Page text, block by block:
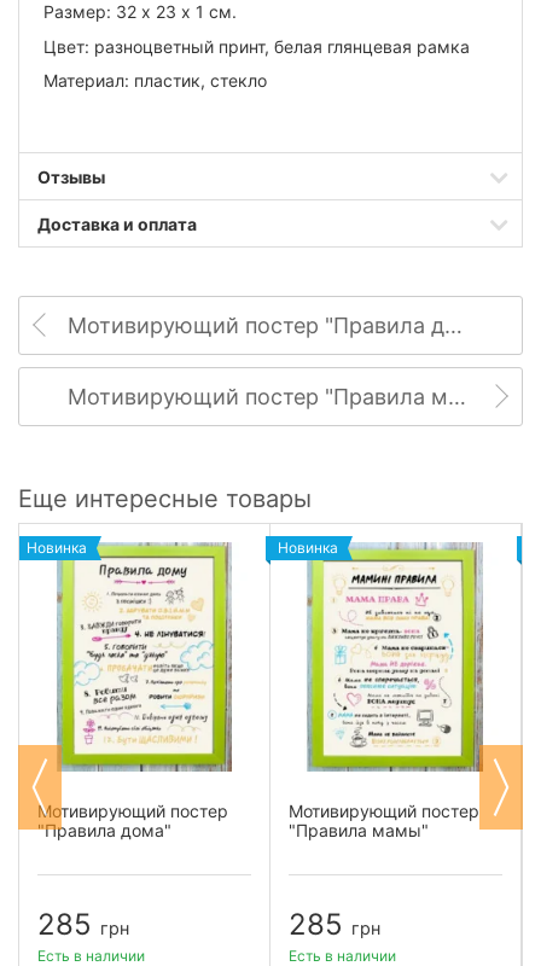
Размер: 32 х 23 х 1 см.
Цвет: разноцветный принт, белая глянцевая рамка
Материал: пластик, стекло
Отзывы
Доставка и оплата
Мотивирующий постер "Правила дома"
Мотивирующий постер "Правила мамы"
Еще интересные товары
Новинка
Мотивирующий постер
"Правила дома"
285 грн
Есть в наличии
Новинка
Мотивирующий постер
"Правила мамы"
285 грн
Есть в наличии